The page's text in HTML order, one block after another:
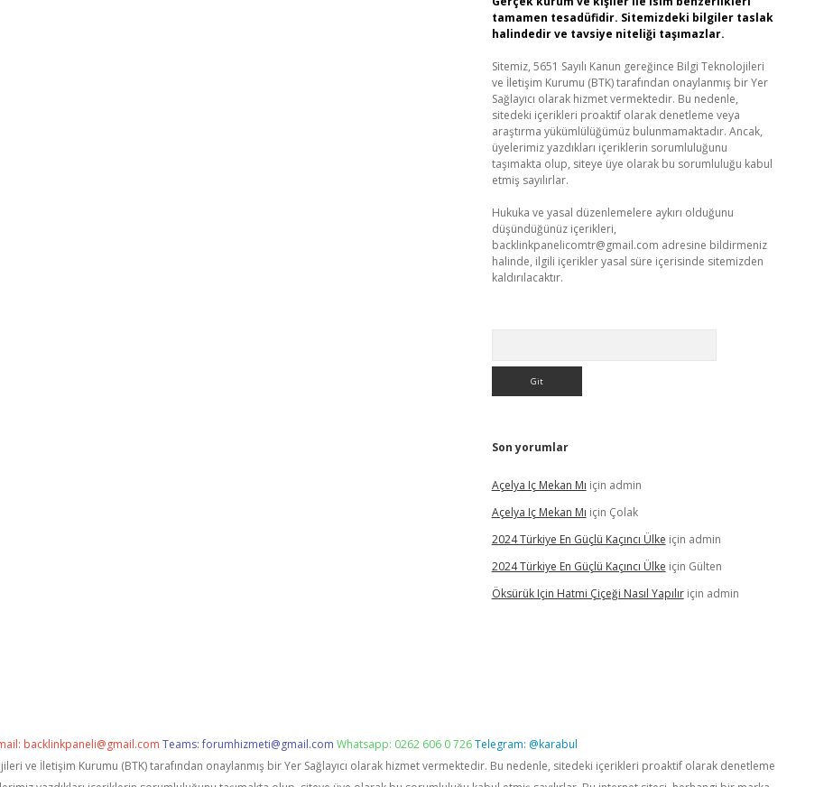
tamamen tesadüfidir. Sitemizdeki bilgiler taslak
halindedir ve tavsiye niteliği taşımazlar.
Sitemiz, 5651 Sayılı Kanun gereğince Bilgi Teknolojileri
ve İletişim Kurumu (BTK) tarafından onaylanmış bir Yer
Sağlayıcı olarak hizmet vermektedir. Bu nedenle,
sitedeki içerikleri proaktif olarak denetleme veya
araştırma yükümlülüğümüz bulunmamaktadır. Ancak,
üyelerimiz yazdıkları içeriklerin sorumluluğunu
taşımakta olup, siteye üye olarak bu sorumluluğu kabul
etmiş sayılırlar.
Hukuka ve yasal düzenlemelere aykırı olduğunu
düşündüğünüz içerikleri,
backlinkpanelicomtr@gmail.com adresine bildirmeniz
halinde, ilgili içerikler yasal süre içerisinde sitemizden
kaldırılacaktır.
Son yorumlar
Açelya Iç Mekan Mı için admin
Açelya Iç Mekan Mı için Çolak
2024 Türkiye En Güçlü Kaçıncı Ülke için admin
2024 Türkiye En Güçlü Kaçıncı Ülke için Gülten
Öksürük Için Hatmi Çiçeği Nasıl Yapılıriçin admin
backlinkpaneli@gmail.com Teams:forumhizmeti@gmail.com Whatsapp: 0262 606 0 726Telegram: @karabul
ve İletişim Kurumu (BTK) tarafından onaylanmış bir Yer Sağlayıcı olarak hizmet vermektedir. Bu nedenle, sitedeki içerikleri proaktif olarak denetleme